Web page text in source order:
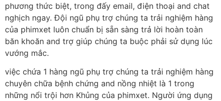
phương thức biệt, trong đấy email, điện thoại and chat
nghịch ngay. Đội ngũ phụ trợ chúng ta trải nghiệm hàng
của phimxet luôn chuẩn bị sẵn sàng trả lời hoàn toàn
băn khoăn and trợ giúp chúng ta buộc phải sử dụng lúc
vướng mắc.
việc chứa 1 hàng ngũ phụ trợ chúng ta trải nghiệm hàng
chuyên chữa bệnh chứng and nồng nhiệt là 1 trong
những nổi trội hơn Khủng của phimxet. Người ứng dụng